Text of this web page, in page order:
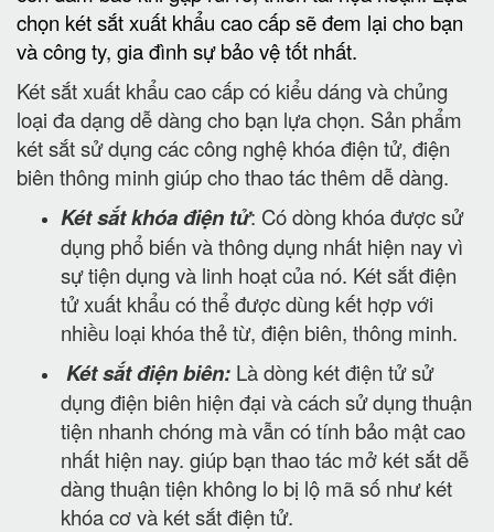
chọn két sắt xuất khẩu cao cấp sẽ đem lại cho bạn
và công ty, gia đình sự bảo vệ tốt nhất.
Két sắt xuất khẩu cao cấp có kiểu dáng và chủng
loại đa dạng dễ dàng cho bạn lựa chọn. Sản phẩm
két sắt sử dụng các công nghệ khóa điện tử, điện
biên thông minh giúp cho thao tác thêm dễ dàng.
Két sắt khóa điện tử: Có dòng khóa được sử
dụng phổ biến và thông dụng nhất hiện nay vì
sự tiện dụng và linh hoạt của nó. Két sắt điện
tử xuất khẩu có thể được dùng kết hợp với
nhiều loại khóa thẻ từ, điện biên, thông minh.
Két sắt điện biên: Là dòng két điện tử sử
dụng điện biên hiện đại và cách sử dụng thuận
tiện nhanh chóng mà vẫn có tính bảo mật cao
nhất hiện nay. giúp bạn thao tác mở két sắt dễ
dàng thuận tiện không lo bị lộ mã số như két
khóa cơ và két sắt điện tử.